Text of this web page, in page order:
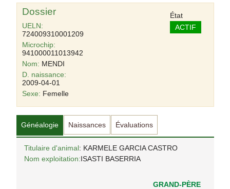
Dossier
UELN:
724009310001209
Microchip:
941000011013942
Nom: MENDI
D. naissance:
2009-04-01
Sexe: Femelle
État
ACTIF
Généalogie Naissances Évaluations
Titulaire d'animal: KARMELE GARCIA CASTRO
Nom exploitation:ISASTI BASERRIA
GRAND-PÈRE